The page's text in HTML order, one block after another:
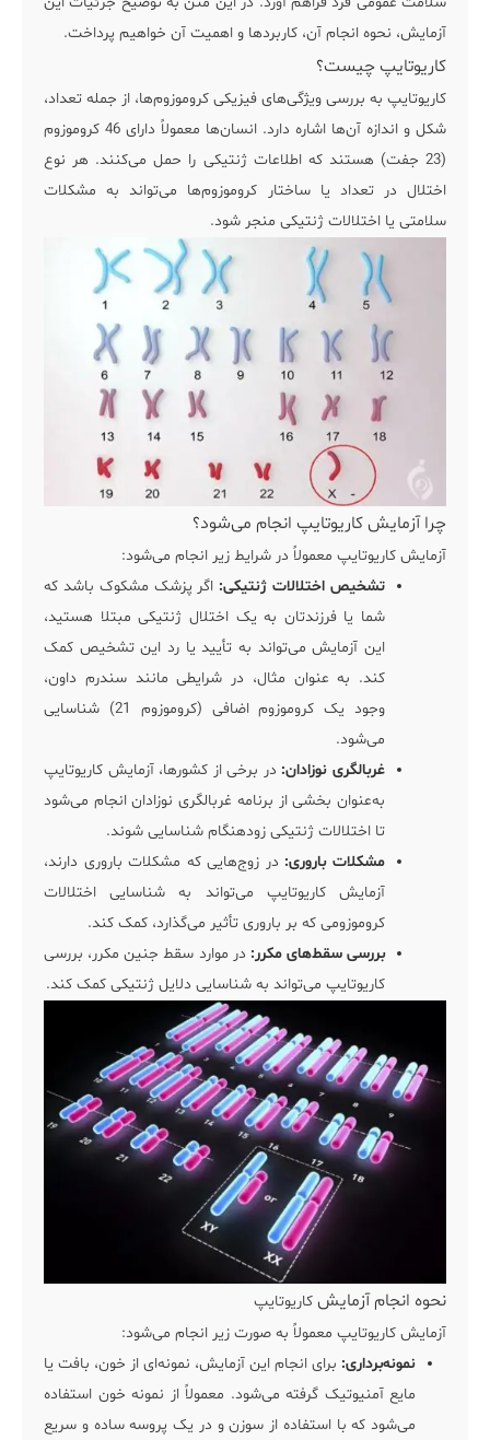
آزمایش، نحوه انجام آن، کاربردها و اهمیت آن خواهیم پرداخت.
کاریوتایپ چیست؟
کاریوتایپ به بررسی ویژگی‌های فیزیکی کروموزوم‌ها، از جمله تعداد،
شکل و اندازه آن‌ها اشاره دارد. انسان‌ها معمولاً دارای 46 کروموزوم
(23 جفت) هستند که اطلاعات ژنتیکی را حمل می‌کنند. هر نوع
اختلال در تعداد یا ساختار کروموزوم‌ها می‌تواند به مشکلات
سلامتی یا اختلالات ژنتیکی منجر شود.
چرا آزمایش کاریوتایپ انجام می‌شود؟
آزمایش کاریوتایپ معمولاً در شرایط زیر انجام می‌شود:
تشخیص اختلالات ژنتیکی: اگر پزشک مشکوک باشد که
شما یا فرزندتان به یک اختلال ژنتیکی مبتلا هستید،
این آزمایش می‌تواند به تأیید یا رد این تشخیص کمک
کند. به عنوان مثال، در شرایطی مانند سندرم داون،
وجود یک کروموزوم اضافی (کروموزوم 21) شناسایی
می‌شود.
غربالگری نوزادان: در برخی از کشورها، آزمایش کاریوتایپ
به‌عنوان بخشی از برنامه غربالگری نوزادان انجام می‌شود
تا اختلالات ژنتیکی زودهنگام شناسایی شوند.
مشکلات باروری: در زوج‌هایی که مشکلات باروری دارند،
آزمایش کاریوتایپ می‌تواند به شناسایی اختلالات
کروموزومی که بر باروری تأثیر می‌گذارد، کمک کند.
بررسی سقط‌های مکرر: در موارد سقط جنین مکرر، بررسی
کاریوتایپ می‌تواند به شناسایی دلایل ژنتیکی کمک کند.
نحوه انجام آزمایش کاریوتایپ
آزمایش کاریوتایپ معمولاً به صورت زیر انجام می‌شود:
نمونه‌برداری: برای انجام این آزمایش، نمونه‌ای از خون، بافت یا
مایع آمنیوتیک گرفته می‌شود. معمولاً از نمونه خون استفاده
می‌شود که با استفاده از سوزن و در یک پروسه ساده و سریع